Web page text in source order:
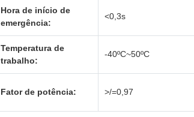
Hora de início de
emergência:
<0,3s
Temperatura de
trabalho:
-40ºC~50ºC
Fator de potência: >/=0,97